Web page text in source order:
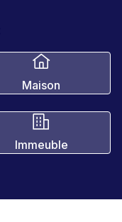
Maison
Immeuble